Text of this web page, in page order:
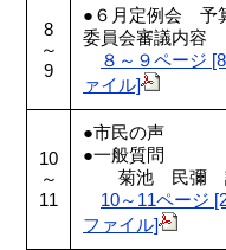
8
～
9
●６月定例会 予
委員会審議内容
８～９ページ
ァイル]
10
～
11
●市民の声
●一般質問
菊池 民彌
10～11ページ
ファイル]